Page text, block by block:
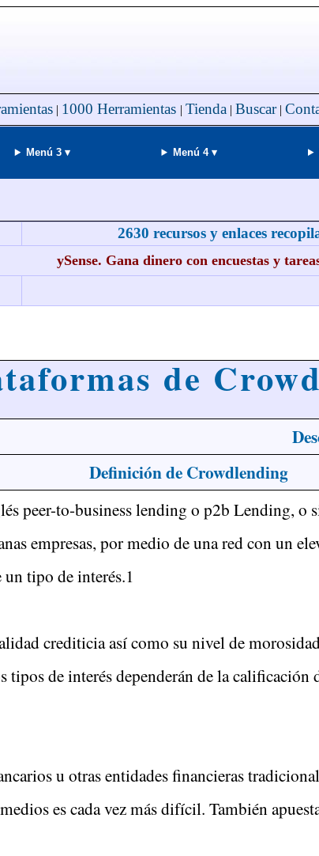
| 1000 Herramientas | Tienda | Buscar|
Menú 3 ▾ Menú 4 ▾
2630 recursos y enlaces
ySense. Gana dinero con encuestas y
de
Definición de Crowdlending
peer-to-business lending o p2b Lending,
empresas, por medio de una red con un
tipo de interés.1​
crediticia así como su nivel de
de interés dependerán de la
u otras entidades financieras
es cada vez más difícil. También